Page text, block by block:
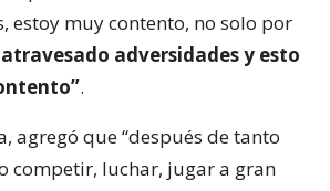
estoy muy contento, no solo por
adversidades y esto
.
agregó que “después de tanto
competir, luchar, jugar a gran